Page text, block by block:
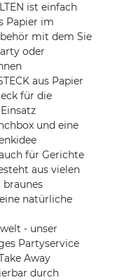
ist einfach
Papier im
mit dem Sie
oder
aus Papier
für die
und eine
für Gerichte
aus vielen
braunes
natürliche
- unser
Partyservice
Away
durch